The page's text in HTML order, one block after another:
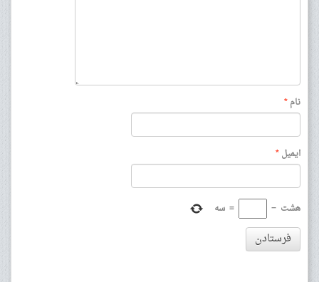
نام*
ایمیل*
هشت −
= سه
فرستادن